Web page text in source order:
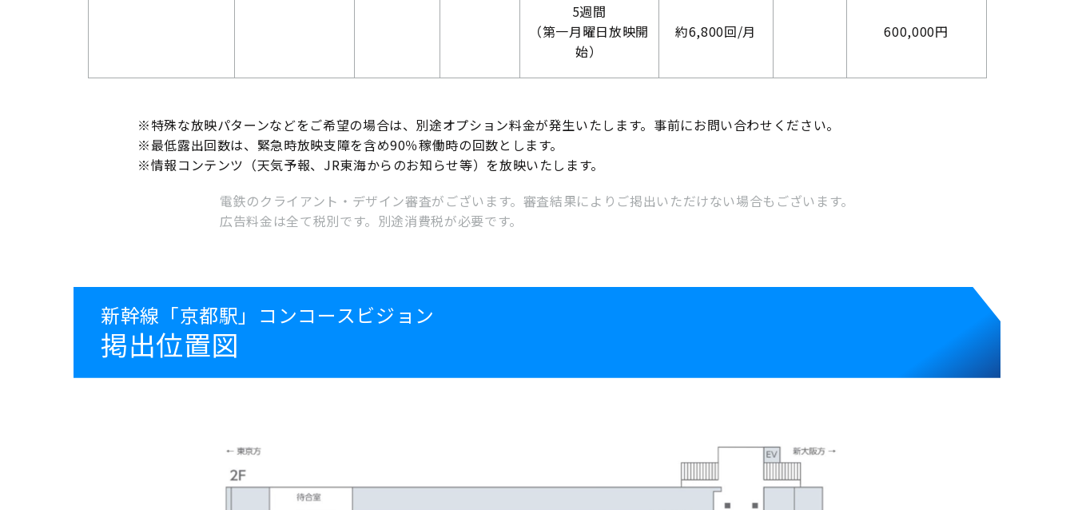
5週間
（第一月曜日放映開
始）
約6,800回/月 600,000円
※特殊な放映パターンなどをご希望の場合は、別途オプション料金が発生いたします。事前にお問い合わせください。
※最低露出回数は、緊急時放映支障を含め90％稼働時の回数とします。
※情報コンテンツ（天気予報、JR東海からのお知らせ等）を放映いたします。
電鉄のクライアント・デザイン審査がございます。審査結果によりご掲出いただけない場合もございます。
広告料金は全て税別です。別途消費税が必要です。
新幹線「京都駅」コンコースビジョン
掲出位置図